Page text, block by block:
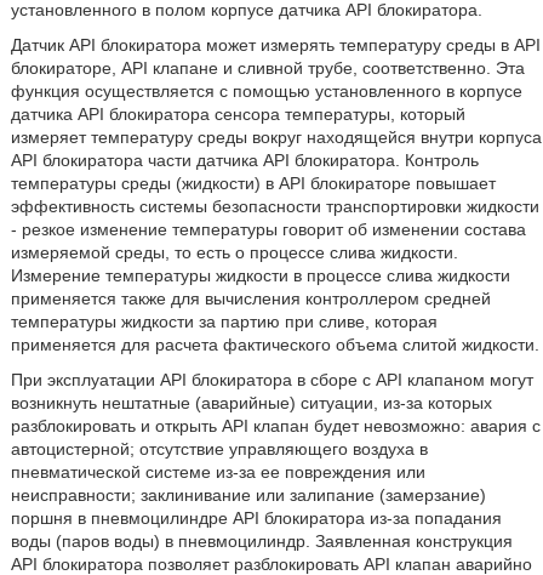
установленного в полом корпусе датчика API блокиратора.
Датчик API блокиратора может измерять температуру среды в API
блокираторе, API клапане и сливной трубе, соответственно. Эта
функция осуществляется с помощью установленного в корпусе
датчика API блокиратора сенсора температуры, который
измеряет температуру среды вокруг находящейся внутри корпуса
API блокиратора части датчика API блокиратора. Контроль
температуры среды (жидкости) в API блокираторе повышает
эффективность системы безопасности транспортировки жидкости
- резкое изменение температуры говорит об изменении состава
измеряемой среды, то есть о процессе слива жидкости.
Измерение температуры жидкости в процессе слива жидкости
применяется также для вычисления контроллером средней
температуры жидкости за партию при сливе, которая
применяется для расчета фактического объема слитой жидкости.
При эксплуатации API блокиратора в сборе с API клапаном могут
возникнуть нештатные (аварийные) ситуации, из-за которых
разблокировать и открыть API клапан будет невозможно: авария с
автоцистерной; отсутствие управляющего воздуха в
пневматической системе из-за ее повреждения или
неисправности; заклинивание или залипание (замерзание)
поршня в пневмоцилиндре API блокиратора из-за попадания
воды (паров воды) в пневмоцилиндр. Заявленная конструкция
API блокиратора позволяет разблокировать API клапан аварийно